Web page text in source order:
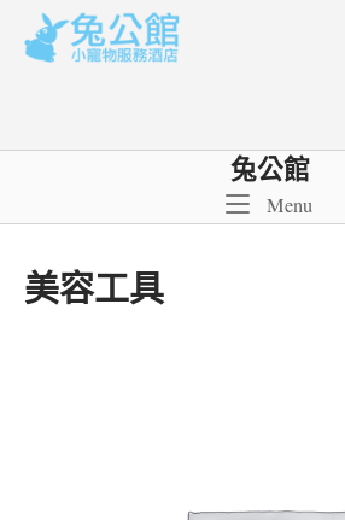
content
兔公館
MenuMenu
美容工具